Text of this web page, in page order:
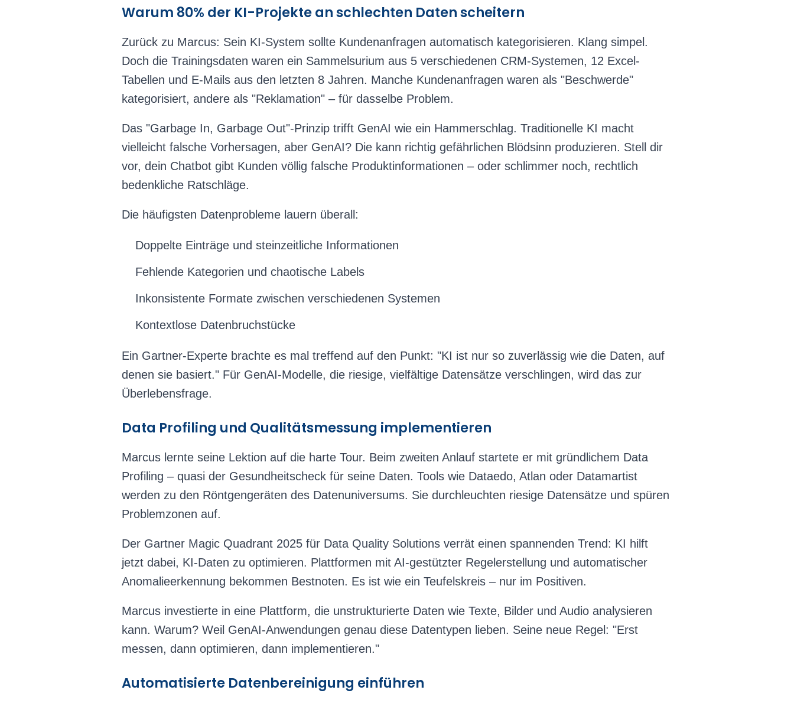
Warum 80% der KI-Projekte an schlechten Daten scheitern
Zurück zu Marcus: Sein KI-System sollte Kundenanfragen automatisch kategorisieren. Klang simpel.
Doch die Trainingsdaten waren ein Sammelsurium aus 5 verschiedenen CRM-Systemen, 12 Excel-
Tabellen und E-Mails aus den letzten 8 Jahren. Manche Kundenanfragen waren als "Beschwerde"
kategorisiert, andere als "Reklamation" – für dasselbe Problem.
Das "Garbage In, Garbage Out"-Prinzip trifft GenAI wie ein Hammerschlag. Traditionelle KI macht
vielleicht falsche Vorhersagen, aber GenAI? Die kann richtig gefährlichen Blödsinn produzieren. Stell dir
vor, dein Chatbot gibt Kunden völlig falsche Produktinformationen – oder schlimmer noch, rechtlich
bedenkliche Ratschläge.
Die häufigsten Datenprobleme lauern überall:
Doppelte Einträge und steinzeitliche Informationen
Fehlende Kategorien und chaotische Labels
Inkonsistente Formate zwischen verschiedenen Systemen
Kontextlose Datenbruchstücke
Ein Gartner-Experte brachte es mal treffend auf den Punkt: "KI ist nur so zuverlässig wie die Daten, auf
denen sie basiert." Für GenAI-Modelle, die riesige, vielfältige Datensätze verschlingen, wird das zur
Überlebensfrage.
Data Profiling und Qualitätsmessung implementieren
Marcus lernte seine Lektion auf die harte Tour. Beim zweiten Anlauf startete er mit gründlichem Data
Profiling – quasi der Gesundheitscheck für seine Daten. Tools wie Dataedo, Atlan oder Datamartist
werden zu den Röntgengeräten des Datenuniversums. Sie durchleuchten riesige Datensätze und spüren
Problemzonen auf.
Der Gartner Magic Quadrant 2025 für Data Quality Solutions verrät einen spannenden Trend: KI hilft
jetzt dabei, KI-Daten zu optimieren. Plattformen mit AI-gestützter Regelerstellung und automatischer
Anomalieerkennung bekommen Bestnoten. Es ist wie ein Teufelskreis – nur im Positiven.
Marcus investierte in eine Plattform, die unstrukturierte Daten wie Texte, Bilder und Audio analysieren
kann. Warum? Weil GenAI-Anwendungen genau diese Datentypen lieben. Seine neue Regel: "Erst
messen, dann optimieren, dann implementieren."
Automatisierte Datenbereinigung einführen